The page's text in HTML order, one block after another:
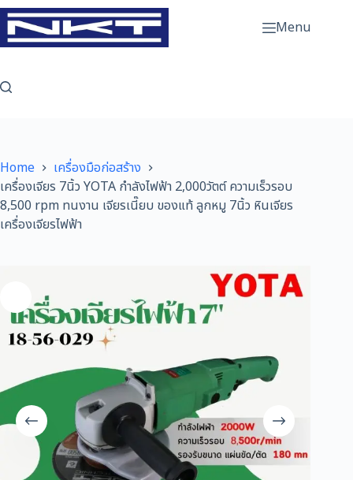
Skip
to
content
Menu
Home
เครื่องมือก่อสร้าง
เครื่องเจียร 7นิ้ว YOTA กำลังไฟฟ้า 2,000วัตต์ ความเร็วรอบ
8,500 rpm ทนงาน เจียรเนี๊ยบ ของแท้ ลูกหมู 7นิ้ว หินเจียร
เครื่องเจียรไฟฟ้า